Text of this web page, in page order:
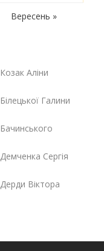
Вересень »
Аліни
Галини
Сергія
Віктора